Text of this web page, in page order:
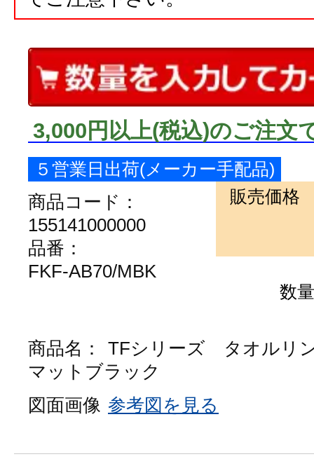
3,000円以上(税込)のご注文
５営業日出荷(メーカー手配品)
商品コード：
155141000000
品番：
FKF-AB70/MBK
販売価格
数量
商品名：
TFシリーズ タオルリ
マットブラック
図面画像 参考図を見る